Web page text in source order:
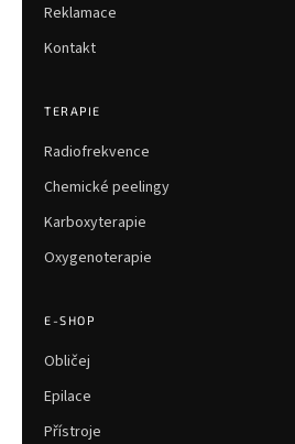
Reklamace
Kontakt
TERAPIE
Radiofrekvence
Chemické peelingy
Karboxyterapie
Oxygenoterapie
E-SHOP
Obličej
Epilace
Přístroje